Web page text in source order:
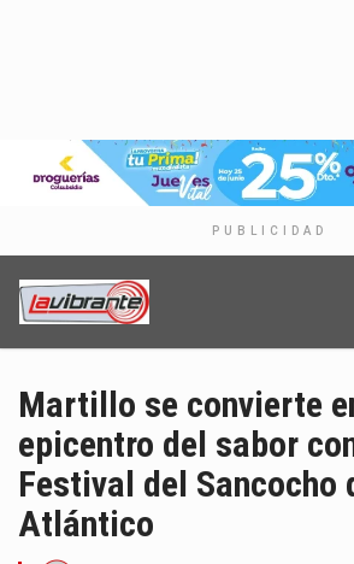
PUBLICIDAD
Martillo se convierte
epicentro del sabor
Festival del Sancocho
Atlántico